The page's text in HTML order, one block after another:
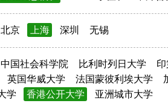
北京 上海 深圳 无锡
中国社会科学院 比利时列日大学
英国华威大学 法国蒙彼利埃大学
学
香港公开大学 亚洲城市大学